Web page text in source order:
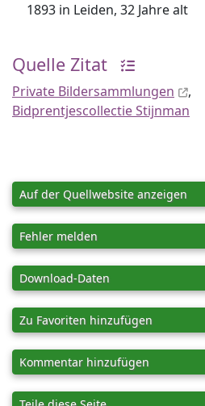
1893 in Leiden, 32 Jahre alt
Quelle Zitat
Private Bildersammlungen
,
Bidprentjescollectie Stijnman
Auf der Quellwebsite anzeigen
Fehler melden
Download-Daten
Zu Favoriten hinzufügen
Kommentar hinzufügen